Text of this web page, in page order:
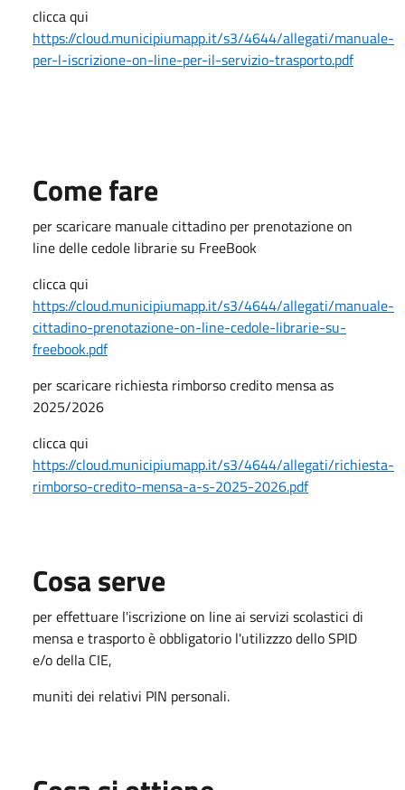
clicca qui
https://cloud.municipiumapp.it/s3/4644/allegati/manuale-
per-l-iscrizione-on-line-per-il-servizio-trasporto.pdf
Come fare
per scaricare manuale cittadino per prenotazione on
line delle cedole librarie su FreeBook
clicca qui
https://cloud.municipiumapp.it/s3/4644/allegati/manuale-
cittadino-prenotazione-on-line-cedole-librarie-su-
freebook.pdf
per scaricare richiesta rimborso credito mensa as
2025/2026
clicca qui
https://cloud.municipiumapp.it/s3/4644/allegati/richiesta-
rimborso-credito-mensa-a-s-2025-2026.pdf
Cosa serve
per effettuare l'iscrizione on line ai servizi scolastici di
mensa e trasporto è obbligatorio l'utilizzzo dello SPID
e/o della CIE,
muniti dei relativi PIN personali.